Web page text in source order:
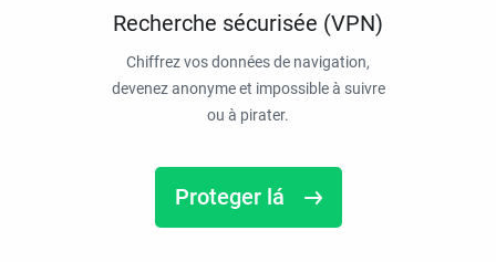
Recherche sécurisée (VPN)
Chiffrez vos données de navigation,
devenez anonyme et impossible à suivre
ou à pirater.
Proteger lá